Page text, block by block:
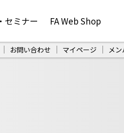
セミナー FA Web Shop
お問い合わせ マイページ メ